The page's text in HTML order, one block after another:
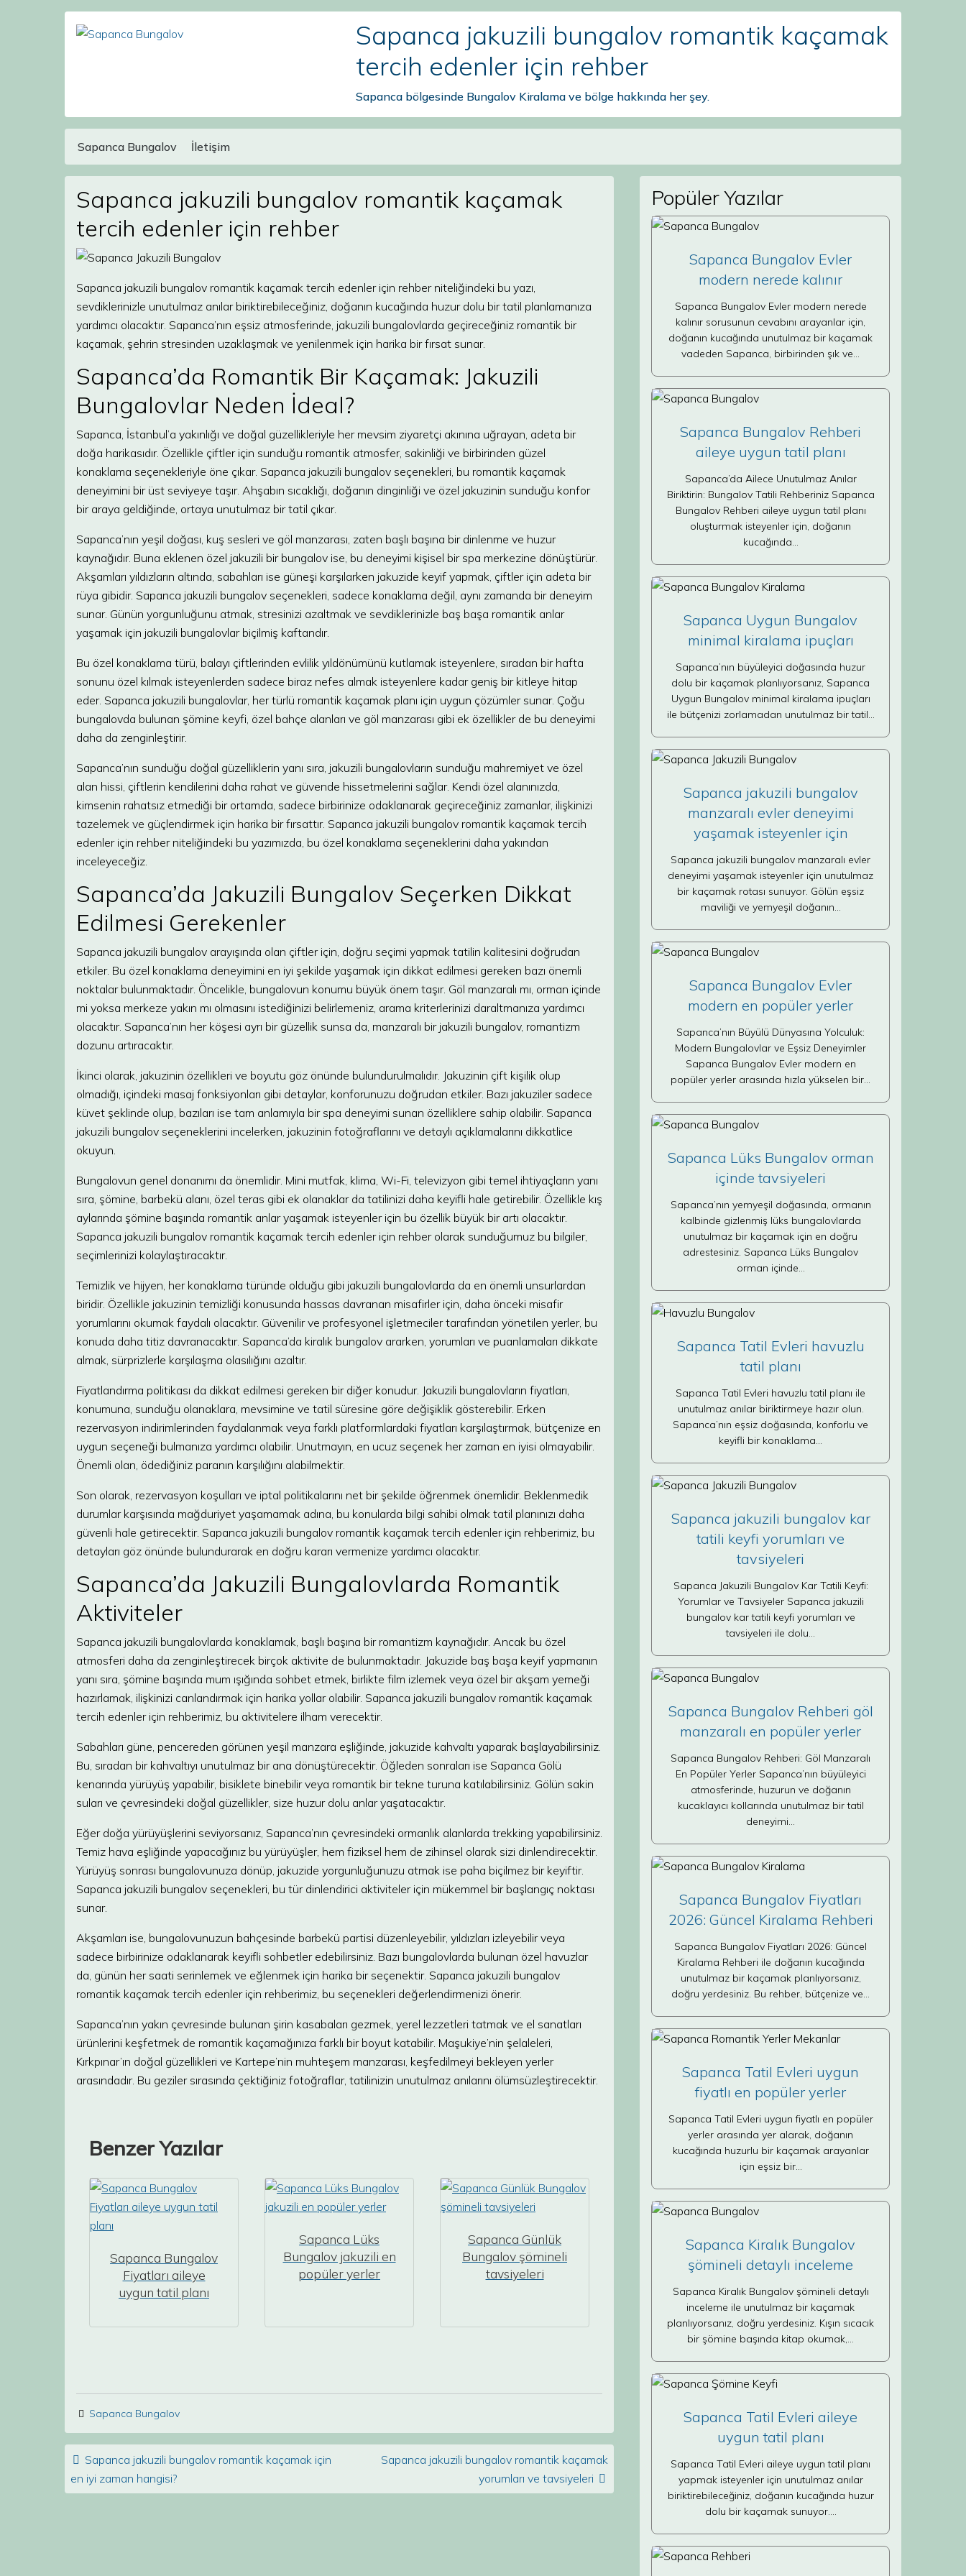
Sapanca jakuzili bungalov romantik kaçamak
tercih edenler için rehber
Sapanca bölgesinde Bungalov Kiralama ve bölge hakkında her şey.
Main Navigation
Sapanca Bungalov İletişim
Sapanca jakuzili bungalov romantik kaçamak
tercih edenler için rehber
Sapanca jakuzili bungalov romantik kaçamak tercih edenler için rehber niteliğindeki bu yazı,
sevdiklerinizle unutulmaz anılar biriktirebileceğiniz, doğanın kucağında huzur dolu bir tatil planlamanıza
yardımcı olacaktır. Sapanca’nın eşsiz atmosferinde, jakuzili bungalovlarda geçireceğiniz romantik bir
kaçamak, şehrin stresinden uzaklaşmak ve yenilenmek için harika bir fırsat sunar.
Sapanca’da Romantik Bir Kaçamak: Jakuzili
Bungalovlar Neden İdeal?
Sapanca, İstanbul’a yakınlığı ve doğal güzellikleriyle her mevsim ziyaretçi akınına uğrayan, adeta bir
doğa harikasıdır. Özellikle çiftler için sunduğu romantik atmosfer, sakinliği ve birbirinden güzel
konaklama seçenekleriyle öne çıkar. Sapanca jakuzili bungalov seçenekleri, bu romantik kaçamak
deneyimini bir üst seviyeye taşır. Ahşabın sıcaklığı, doğanın dinginliği ve özel jakuzinin sunduğu konfor
bir araya geldiğinde, ortaya unutulmaz bir tatil çıkar.
Sapanca’nın yeşil doğası, kuş sesleri ve göl manzarası, zaten başlı başına bir dinlenme ve huzur
kaynağıdır. Buna eklenen özel jakuzili bir bungalov ise, bu deneyimi kişisel bir spa merkezine dönüştürür.
Akşamları yıldızların altında, sabahları ise güneşi karşılarken jakuzide keyif yapmak, çiftler için adeta bir
rüya gibidir. Sapanca jakuzili bungalov seçenekleri, sadece konaklama değil, aynı zamanda bir deneyim
sunar. Günün yorgunluğunu atmak, stresinizi azaltmak ve sevdiklerinizle baş başa romantik anlar
yaşamak için jakuzili bungalovlar biçilmiş kaftandır.
Bu özel konaklama türü, balayı çiftlerinden evlilik yıldönümünü kutlamak isteyenlere, sıradan bir hafta
sonunu özel kılmak isteyenlerden sadece biraz nefes almak isteyenlere kadar geniş bir kitleye hitap
eder. Sapanca jakuzili bungalovlar, her türlü romantik kaçamak planı için uygun çözümler sunar. Çoğu
bungalovda bulunan şömine keyfi, özel bahçe alanları ve göl manzarası gibi ek özellikler de bu deneyimi
daha da zenginleştirir.
Sapanca’nın sunduğu doğal güzelliklerin yanı sıra, jakuzili bungalovların sunduğu mahremiyet ve özel
alan hissi, çiftlerin kendilerini daha rahat ve güvende hissetmelerini sağlar. Kendi özel alanınızda,
kimsenin rahatsız etmediği bir ortamda, sadece birbirinize odaklanarak geçireceğiniz zamanlar, ilişkinizi
tazelemek ve güçlendirmek için harika bir fırsattır. Sapanca jakuzili bungalov romantik kaçamak tercih
edenler için rehber niteliğindeki bu yazımızda, bu özel konaklama seçeneklerini daha yakından
inceleyeceğiz.
Sapanca’da Jakuzili Bungalov Seçerken Dikkat
Edilmesi Gerekenler
Sapanca jakuzili bungalov arayışında olan çiftler için, doğru seçimi yapmak tatilin kalitesini doğrudan
etkiler. Bu özel konaklama deneyimini en iyi şekilde yaşamak için dikkat edilmesi gereken bazı önemli
noktalar bulunmaktadır. Öncelikle, bungalovun konumu büyük önem taşır. Göl manzaralı mı, orman içinde
mi yoksa merkeze yakın mı olmasını istediğinizi belirlemeniz, arama kriterlerinizi daraltmanıza yardımcı
olacaktır. Sapanca’nın her köşesi ayrı bir güzellik sunsa da, manzaralı bir jakuzili bungalov, romantizm
dozunu artıracaktır.
İkinci olarak, jakuzinin özellikleri ve boyutu göz önünde bulundurulmalıdır. Jakuzinin çift kişilik olup
olmadığı, içindeki masaj fonksiyonları gibi detaylar, konforunuzu doğrudan etkiler. Bazı jakuziler sadece
küvet şeklinde olup, bazıları ise tam anlamıyla bir spa deneyimi sunan özelliklere sahip olabilir. Sapanca
jakuzili bungalov seçeneklerini incelerken, jakuzinin fotoğraflarını ve detaylı açıklamalarını dikkatlice
okuyun.
Bungalovun genel donanımı da önemlidir. Mini mutfak, klima, Wi-Fi, televizyon gibi temel ihtiyaçların yanı
sıra, şömine, barbekü alanı, özel teras gibi ek olanaklar da tatilinizi daha keyifli hale getirebilir. Özellikle kış
aylarında şömine başında romantik anlar yaşamak isteyenler için bu özellik büyük bir artı olacaktır.
Sapanca jakuzili bungalov romantik kaçamak tercih edenler için rehber olarak sunduğumuz bu bilgiler,
seçimlerinizi kolaylaştıracaktır.
Temizlik ve hijyen, her konaklama türünde olduğu gibi jakuzili bungalovlarda da en önemli unsurlardan
biridir. Özellikle jakuzinin temizliği konusunda hassas davranan misafirler için, daha önceki misafir
yorumlarını okumak faydalı olacaktır. Güvenilir ve profesyonel işletmeciler tarafından yönetilen yerler, bu
konuda daha titiz davranacaktır. Sapanca’da kiralık bungalov ararken, yorumları ve puanlamaları dikkate
almak, sürprizlerle karşılaşma olasılığını azaltır.
Fiyatlandırma politikası da dikkat edilmesi gereken bir diğer konudur. Jakuzili bungalovların fiyatları,
konumuna, sunduğu olanaklara, mevsimine ve tatil süresine göre değişiklik gösterebilir. Erken
rezervasyon indirimlerinden faydalanmak veya farklı platformlardaki fiyatları karşılaştırmak, bütçenize en
uygun seçeneği bulmanıza yardımcı olabilir. Unutmayın, en ucuz seçenek her zaman en iyisi olmayabilir.
Önemli olan, ödediğiniz paranın karşılığını alabilmektir.
Son olarak, rezervasyon koşulları ve iptal politikalarını net bir şekilde öğrenmek önemlidir. Beklenmedik
durumlar karşısında mağduriyet yaşamamak adına, bu konularda bilgi sahibi olmak tatil planınızı daha
güvenli hale getirecektir. Sapanca jakuzili bungalov romantik kaçamak tercih edenler için rehberimiz, bu
detayları göz önünde bulundurarak en doğru kararı vermenize yardımcı olacaktır.
Sapanca’da Jakuzili Bungalovlarda Romantik
Aktiviteler
Sapanca jakuzili bungalovlarda konaklamak, başlı başına bir romantizm kaynağıdır. Ancak bu özel
atmosferi daha da zenginleştirecek birçok aktivite de bulunmaktadır. Jakuzide baş başa keyif yapmanın
yanı sıra, şömine başında mum ışığında sohbet etmek, birlikte film izlemek veya özel bir akşam yemeği
hazırlamak, ilişkinizi canlandırmak için harika yollar olabilir. Sapanca jakuzili bungalov romantik kaçamak
tercih edenler için rehberimiz, bu aktivitelere ilham verecektir.
Sabahları güne, pencereden görünen yeşil manzara eşliğinde, jakuzide kahvaltı yaparak başlayabilirsiniz.
Bu, sıradan bir kahvaltıyı unutulmaz bir ana dönüştürecektir. Öğleden sonraları ise Sapanca Gölü
kenarında yürüyüş yapabilir, bisiklete binebilir veya romantik bir tekne turuna katılabilirsiniz. Gölün sakin
suları ve çevresindeki doğal güzellikler, size huzur dolu anlar yaşatacaktır.
Eğer doğa yürüyüşlerini seviyorsanız, Sapanca’nın çevresindeki ormanlık alanlarda trekking yapabilirsiniz.
Temiz hava eşliğinde yapacağınız bu yürüyüşler, hem fiziksel hem de zihinsel olarak sizi dinlendirecektir.
Yürüyüş sonrası bungalovunuza dönüp, jakuzide yorgunluğunuzu atmak ise paha biçilmez bir keyiftir.
Sapanca jakuzili bungalov seçenekleri, bu tür dinlendirici aktiviteler için mükemmel bir başlangıç noktası
sunar.
Akşamları ise, bungalovunuzun bahçesinde barbekü partisi düzenleyebilir, yıldızları izleyebilir veya
sadece birbirinize odaklanarak keyifli sohbetler edebilirsiniz. Bazı bungalovlarda bulunan özel havuzlar
da, günün her saati serinlemek ve eğlenmek için harika bir seçenektir. Sapanca jakuzili bungalov
romantik kaçamak tercih edenler için rehberimiz, bu seçenekleri değerlendirmenizi önerir.
Sapanca’nın yakın çevresinde bulunan şirin kasabaları gezmek, yerel lezzetleri tatmak ve el sanatları
ürünlerini keşfetmek de romantik kaçamağınıza farklı bir boyut katabilir. Maşukiye’nin şelaleleri,
Kırkpınar’ın doğal güzellikleri ve Kartepe’nin muhteşem manzarası, keşfedilmeyi bekleyen yerler
arasındadır. Bu geziler sırasında çektiğiniz fotoğraflar, tatilinizin unutulmaz anılarını ölümsüzleştirecektir.
Benzer Yazılar
Sapanca Bungalov
Fiyatları aileye
uygun tatil planı
Sapanca Lüks
Bungalov jakuzili en
popüler yerler
Sapanca Günlük
Bungalov şömineli
tavsiyeleri
Sapanca Bungalov
Post navigation
Sapanca jakuzili bungalov romantik kaçamak için
en iyi zaman hangisi?
Sapanca jakuzili bungalov romantik kaçamak
yorumları ve tavsiyeleri
Popüler Yazılar
Sapanca Bungalov Evler
modern nerede kalınır
Sapanca Bungalov Evler modern nerede
kalınır sorusunun cevabını arayanlar için,
doğanın kucağında unutulmaz bir kaçamak
vadeden Sapanca, birbirinden şık ve…
Sapanca Bungalov Rehberi
aileye uygun tatil planı
Sapanca’da Ailece Unutulmaz Anılar
Biriktirin: Bungalov Tatili Rehberiniz Sapanca
Bungalov Rehberi aileye uygun tatil planı
oluşturmak isteyenler için, doğanın
kucağında…
Sapanca Uygun Bungalov
minimal kiralama ipuçları
Sapanca’nın büyüleyici doğasında huzur
dolu bir kaçamak planlıyorsanız, Sapanca
Uygun Bungalov minimal kiralama ipuçları
ile bütçenizi zorlamadan unutulmaz bir tatil…
Sapanca jakuzili bungalov
manzaralı evler deneyimi
yaşamak isteyenler için
Sapanca jakuzili bungalov manzaralı evler
deneyimi yaşamak isteyenler için unutulmaz
bir kaçamak rotası sunuyor. Gölün eşsiz
maviliği ve yemyeşil doğanın…
Sapanca Bungalov Evler
modern en popüler yerler
Sapanca’nın Büyülü Dünyasına Yolculuk:
Modern Bungalovlar ve Eşsiz Deneyimler
Sapanca Bungalov Evler modern en
popüler yerler arasında hızla yükselen bir…
Sapanca Lüks Bungalov orman
içinde tavsiyeleri
Sapanca’nın yemyeşil doğasında, ormanın
kalbinde gizlenmiş lüks bungalovlarda
unutulmaz bir kaçamak için en doğru
adrestesiniz. Sapanca Lüks Bungalov
orman içinde…
Sapanca Tatil Evleri havuzlu
tatil planı
Sapanca Tatil Evleri havuzlu tatil planı ile
unutulmaz anılar biriktirmeye hazır olun.
Sapanca’nın eşsiz doğasında, konforlu ve
keyifli bir konaklama…
Sapanca jakuzili bungalov kar
tatili keyfi yorumları ve
tavsiyeleri
Sapanca Jakuzili Bungalov Kar Tatili Keyfi:
Yorumlar ve Tavsiyeler Sapanca jakuzili
bungalov kar tatili keyfi yorumları ve
tavsiyeleri ile dolu…
Sapanca Bungalov Rehberi göl
manzaralı en popüler yerler
Sapanca Bungalov Rehberi: Göl Manzaralı
En Popüler Yerler Sapanca’nın büyüleyici
atmosferinde, huzurun ve doğanın
kucaklayıcı kollarında unutulmaz bir tatil
deneyimi…
Sapanca Bungalov Fiyatları
2026: Güncel Kiralama Rehberi
Sapanca Bungalov Fiyatları 2026: Güncel
Kiralama Rehberi ile doğanın kucağında
unutulmaz bir kaçamak planlıyorsanız,
doğru yerdesiniz. Bu rehber, bütçenize ve…
Sapanca Tatil Evleri uygun
fiyatlı en popüler yerler
Sapanca Tatil Evleri uygun fiyatlı en popüler
yerler arasında yer alarak, doğanın
kucağında huzurlu bir kaçamak arayanlar
için eşsiz bir…
Sapanca Kiralık Bungalov
şömineli detaylı inceleme
Sapanca Kiralık Bungalov şömineli detaylı
inceleme ile unutulmaz bir kaçamak
planlıyorsanız, doğru yerdesiniz. Kışın sıcacık
bir şömine başında kitap okumak,…
Sapanca Tatil Evleri aileye
uygun tatil planı
Sapanca Tatil Evleri aileye uygun tatil planı
yapmak isteyenler için unutulmaz anılar
biriktirebileceğiniz, doğanın kucağında huzur
dolu bir kaçamak sunuyor.…